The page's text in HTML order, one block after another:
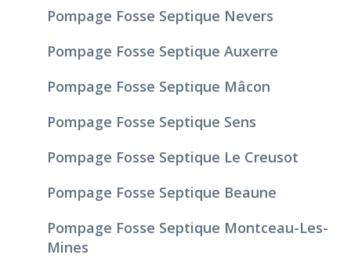
Pompage Fosse Septique Nevers
Pompage Fosse Septique Auxerre
Pompage Fosse Septique Mâcon
Pompage Fosse Septique Sens
Pompage Fosse Septique Le Creusot
Pompage Fosse Septique Beaune
Pompage Fosse Septique Montceau-Les-
Mines